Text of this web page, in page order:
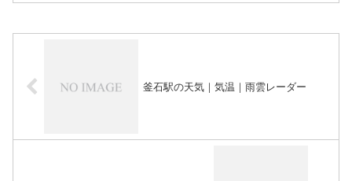
釜石駅の天気｜気温｜雨雲レーダー